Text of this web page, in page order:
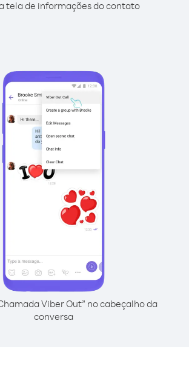
tela de informações do contato
Viber Out” no cabeçalho da
conversa